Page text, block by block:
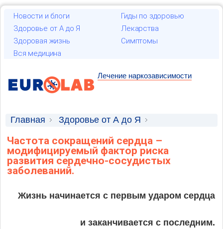
Новости и блоги
Гиды по здоровью
Здоровье от А до Я
Лекарства
Здоровая жизнь
Симптомы
Вся медицина
Лечение наркозависимости
Главная
Здоровье от А до Я
Научные статьи
Частота сокращений сердца –
модифицируемый фактор риска
развития сердечно-сосудистых
заболеваний.
Жизнь начинается с первым ударом сердца
и заканчивается с последним.